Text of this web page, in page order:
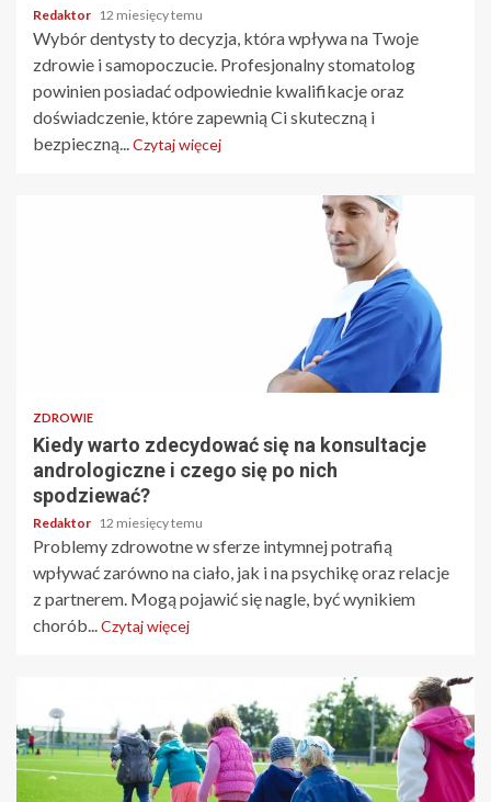
Redaktor 12 miesięcy temu
Wybór dentysty to decyzja, która wpływa na Twoje
zdrowie i samopoczucie. Profesjonalny stomatolog
powinien posiadać odpowiednie kwalifikacje oraz
doświadczenie, które zapewnią Ci skuteczną i
bezpieczną...Czytaj więcej
ZDROWIE
Kiedy warto zdecydować się na konsultacje
andrologiczne i czego się po nich
spodziewać?
Redaktor 12 miesięcy temu
Problemy zdrowotne w sferze intymnej potrafią
wpływać zarówno na ciało, jak i na psychikę oraz relacje
z partnerem. Mogą pojawić się nagle, być wynikiem
chorób...Czytaj więcej